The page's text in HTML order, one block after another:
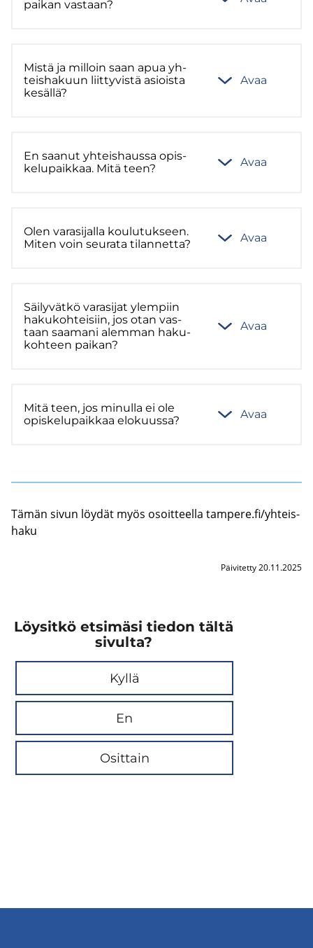
pai­kan vas­taan?
Mistä ja mil­loin saan apua yh­
teis­ha­kuun liit­ty­vis­tä asiois­ta
ke­säl­lä?
Avaa
En saa­nut yh­teis­haus­sa opis­
ke­lu­paik­kaa. Mitä teen?
Avaa
Olen va­ra­si­jal­la kou­lu­tuk­seen.
Miten voin seu­ra­ta ti­lan­net­ta?
Avaa
Säi­ly­vät­kö va­ra­si­jat ylem­piin
ha­ku­koh­tei­siin, jos otan vas­
taan saa­ma­ni alem­man ha­ku­
koh­teen pai­kan?
Avaa
Mitä teen, jos mi­nul­la ei ole
opis­ke­lu­paik­kaa elo­kuus­sa?
Avaa
Tämän sivun löy­dät myös osoit­teel­la tam­pe­re.fi/yh­teis­
ha­ku
Päivitetty 20.11.2025
Löysitkö etsimäsi tiedon tältä
sivulta?
Kyllä
En
Osittain